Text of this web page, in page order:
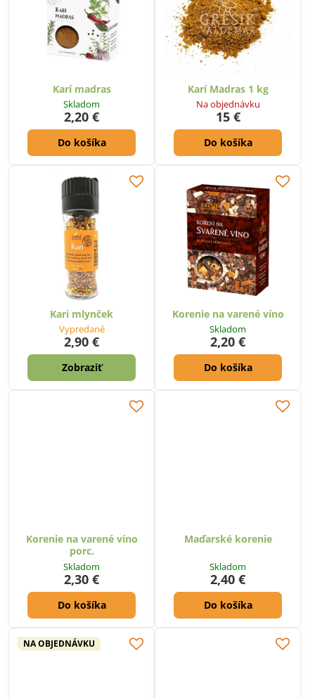
Karí madras
Skladom
2,20 €
Do košíka
Karí Madras 1 kg
Na objednávku
15 €
Do košíka
Kari mlynček
Vypredané
2,90 €
Zobraziť
Korenie na varené víno
Skladom
2,20 €
Do košíka
Korenie na varené víno
porc.
Skladom
2,30 €
Do košíka
Maďarské korenie
Skladom
2,40 €
Do košíka
NA OBJEDNÁVKU